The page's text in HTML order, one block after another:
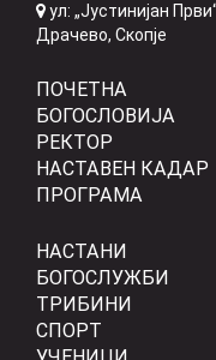
ул: „Јустинијан
Драчево, Скопје
ПОЧЕТНА
БОГОСЛОВИЈА
РЕКТОР
НАСТАВЕН КАДАР
ПРОГРАМА
НАСТАНИ
БОГОСЛУЖБИ
ТРИБИНИ
СПОРТ